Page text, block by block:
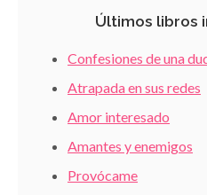
Últimos libros
Confesiones de una
Atrapada en sus redes
Amor interesado
Amantes y enemigos
Provócame